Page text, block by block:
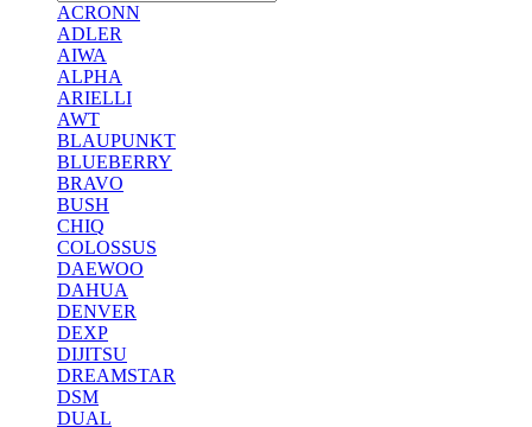
ACRONN
ADLER
AIWA
ALPHA
ARIELLI
AWT
BLAUPUNKT
BLUEBERRY
BRAVO
BUSH
CHIQ
COLOSSUS
DAEWOO
DAHUA
DENVER
DEXP
DIJITSU
DREAMSTAR
DSM
DUAL